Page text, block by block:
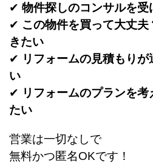
✔ 物件探しのコンサルを受
✔ この物件を買って大丈
きたい
✔ リフォームの見積もり
い
✔ リフォームのプランを
たい
営業は一切なしで
無料かつ匿名OKです！